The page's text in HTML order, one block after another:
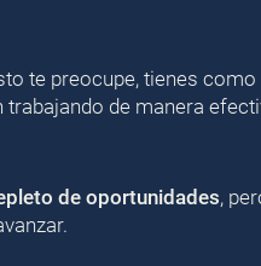
te preocupe, tienes
de manera
de oportunidades,